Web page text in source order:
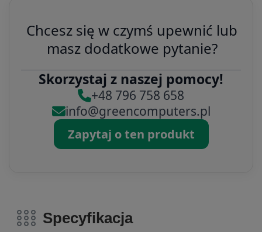
Chcesz się w czymś upewnić lub
masz dodatkowe pytanie?
Skorzystaj z naszej pomocy!
+48 796 758 658
info@greencomputers.pl
Zapytaj o ten produkt
Specyfikacja